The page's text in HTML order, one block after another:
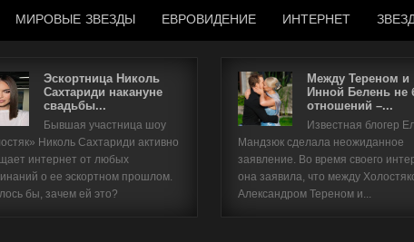
МИРОВЫЕ ЗВЕЗДЫ ЕВРОВИДЕНИЕ ИНТЕРНЕТ
Эскортница Николь
Сахтариди накануне
свадьбы...
Бывшая участница шоу
Николь Сахтариди активно
интернет от любых
о ее эскортном прошлом.
бы, зачем ей это?
Между Тереном и
Инной Белень не
отношений –...
Известная блогер
Мандзюк сделала неожиданное
заявление. Во время своего
она заявила, что между
Александром Тереном и...
Имя пользователя